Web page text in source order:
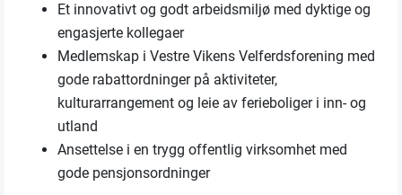
Et innovativt og godt arbeidsmiljø med dyktige og
engasjerte kollegaer
Medlemskap i Vestre Vikens Velferdsforening med
gode rabattordninger på aktiviteter,
kulturarrangement og leie av ferieboliger i inn- og
utland
Ansettelse i en trygg offentlig virksomhet med
gode pensjonsordninger